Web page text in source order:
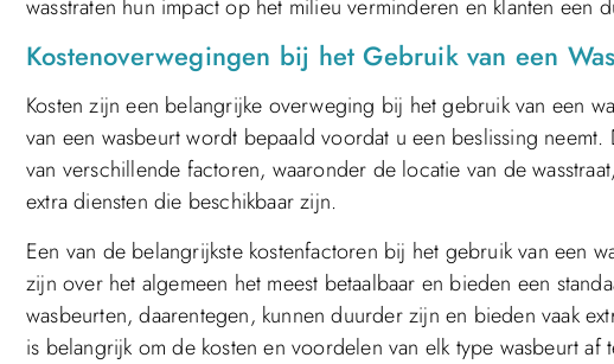
wasstraten hun impact op het milieu verminderen en klanten een
Kostenoverwegingen bij het Gebruik van een
Kosten zijn een belangrijke overweging bij het gebruik van een
van een wasbeurt wordt bepaald voordat u een beslissing
van verschillende factoren, waaronder de locatie van de
extra diensten die beschikbaar zijn.
Een van de belangrijkste kostenfactoren bij het gebruik van een
zijn over het algemeen het meest betaalbaar en bieden een
wasbeurten, daarentegen, kunnen duurder zijn en bieden vaak
is belangrijk om de kosten en voordelen van elk type wasbeurt